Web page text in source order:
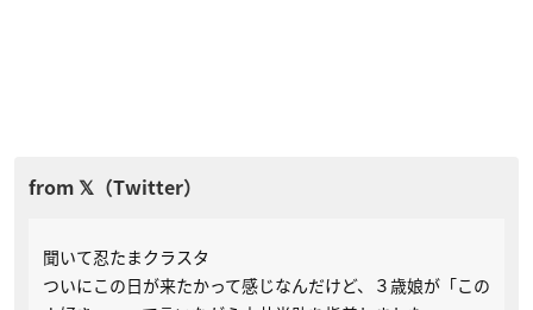
聞いて忍たまクラスタ
ついにこの日が来たかって感じなんだけど、３歳娘が「この